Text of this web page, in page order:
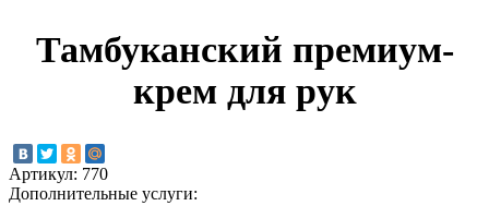
Тамбуканский премиум-
крем для рук
Артикул: 770
Дополнительные услуги: